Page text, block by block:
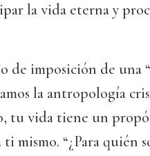
la vida eterna y
de imposición de una
la antropología
tu vida tiene un
mismo. “¿Para quién